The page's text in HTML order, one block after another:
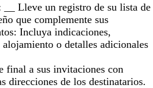
__ Lleve un registro de su lista de
que complemente sus
Incluya indicaciones,
o detalles adicionales
final a sus invitaciones con
direcciones de los destinatarios.